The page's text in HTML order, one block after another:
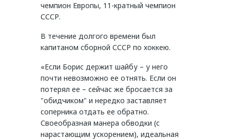
чемпион Европы, 11-кратный чемпион
СССР.
В течение долгого времени был
капитаном сборной СССР по хоккею.
«Если Борис держит шайбу – у него
почти невозможно ее отнять. Если он
потерял ее – сейчас же бросается за
"обидчиком" и нередко заставляет
соперника отдать ее обратно.
Своеобразная манера обводки (с
нарастающим ускорением), идеальная